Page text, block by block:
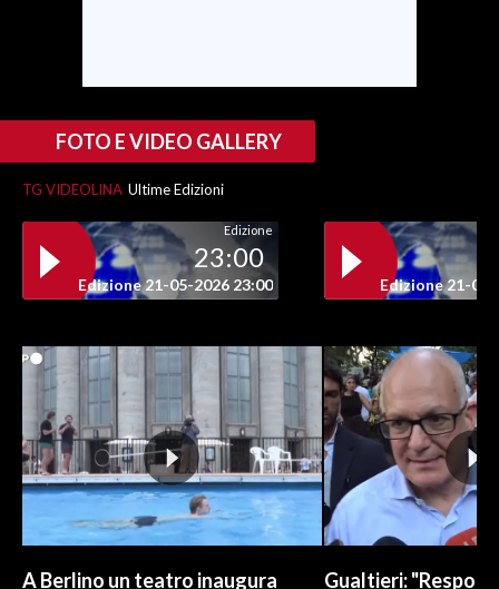
INSULARITÀ
ABBONATI
ANNUNCI
PUBBLICITÀ
SPIAGGE
STORE
FOTO E VIDEO GALLERY
TG VIDEOLINA Ultime Edizioni
Edizione
23:00
Edizione 21-05-2026 23:00 Edizione 21-05-
A Berlino un teatro inaugura
Gualtieri: